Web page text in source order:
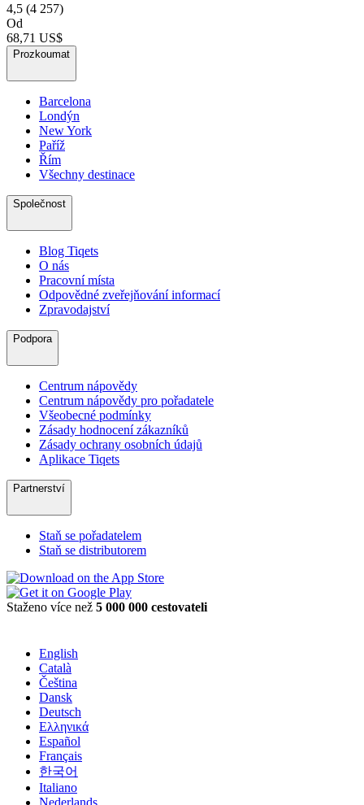
4,5 (4 257)
Od
68,71 US$
Prozkoumat
Barcelona
Londýn
New York
Paříž
Řím
Všechny destinace
Společnost
Blog Tiqets
O nás
Pracovní místa
Odpovědné zveřejňování informací
Zpravodajství
Podpora
Centrum nápovědy
Centrum nápovědy pro pořadatele
Všeobecné podmínky
Zásady hodnocení zákazníků
Zásady ochrany osobních údajů
Aplikace Tiqets
Partnerství
Staň se pořadatelem
Staň se distributorem
Staženo více než 5 000 000 cestovateli
English
Català
Čeština
Dansk
Deutsch
Ελληνικά
Español
Français
한국어
Italiano
Nederlands